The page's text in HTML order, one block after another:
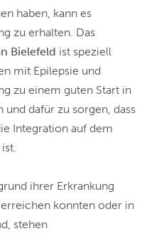
haben, kann es
zu erhalten. Das
Bielefeld ist speziell
mit Epilepsie und
zu einem guten Start in
und dafür zu sorgen, dass
Integration auf dem
ihrer Erkrankung
konnten oder in
stehen